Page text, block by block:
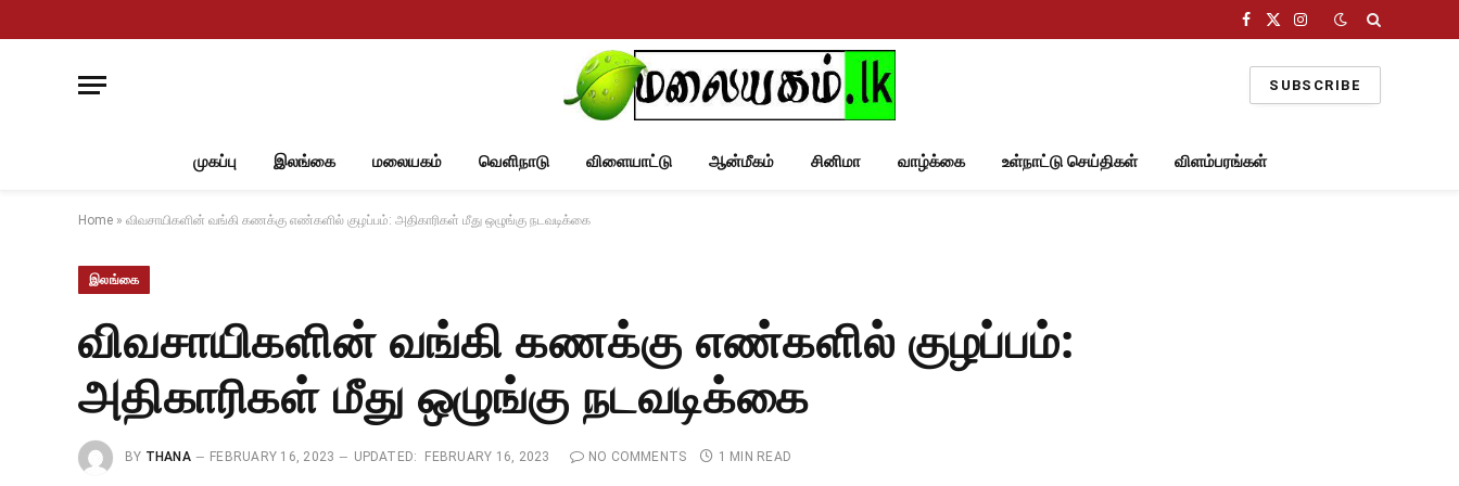
Facebook
X
Instagram
SUBSCRIBE
முகப்பு இலங்கை மலையகம் வெளிநாடு விளையாட்டு ஆன்மீகம் சினிமா வாழ்க்கை உள்நாட்டு செய்திகள் விளம்பரங்கள்
Home » விவசாயிகளின் வங்கி கணக்கு எண்களில் குழப்பம்: அதிகாரிகள் மீது ஒழுங்கு நடவடிக்கை
இலங்கை
விவசாயிகளின் வங்கி கணக்கு எண்களில் குழப்பம்:
அதிகாரிகள் மீது ஒழுங்கு நடவடிக்கை
BY THANA FEBRUARY 16, 2023 UPDATED: FEBRUARY 16, 2023 NO COMMENTS 1 MIN READ